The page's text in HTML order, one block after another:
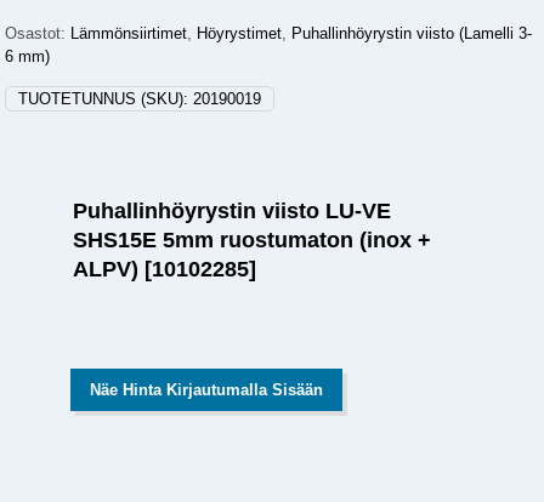
Osastot: Lämmönsiirtimet, Höyrystimet, Puhallinhöyrystin viisto (Lamelli 3-
6 mm)
TUOTETUNNUS (SKU):20190019
Puhallinhöyrystin viisto LU-VE
SHS15E 5mm ruostumaton (inox +
ALPV) [10102285]
Näe Hinta Kirjautumalla Sisään